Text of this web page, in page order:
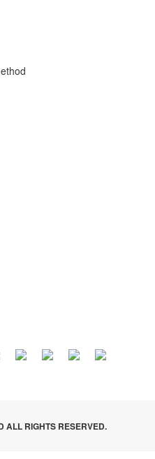
ALL RIGHTS RESERVED.